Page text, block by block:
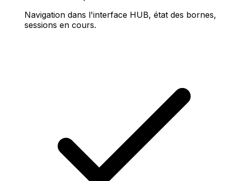
Navigation dans l'interface HUB, état des bornes,
sessions en cours.